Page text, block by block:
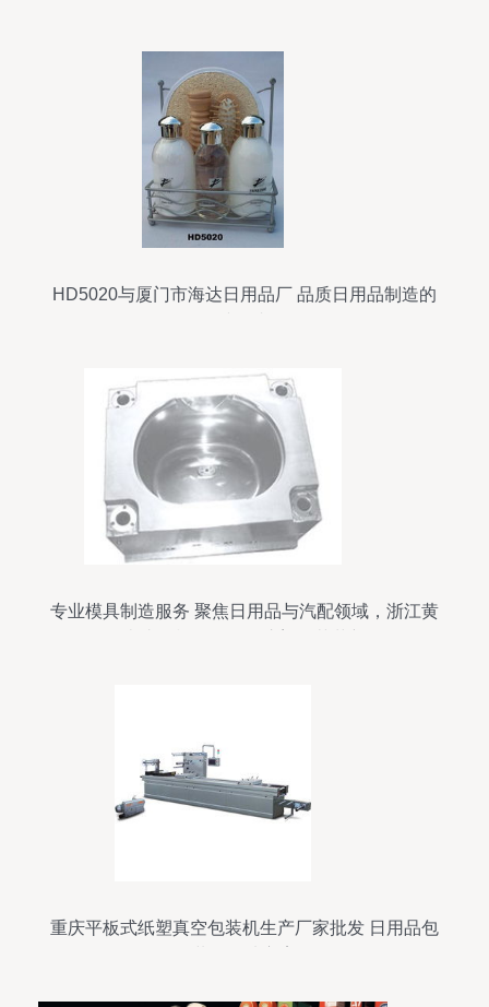
HD5020与厦门市海达日用品厂 品质日用品制造的
专业模具制造服务 聚焦日用品与汽配领域，浙江黄
重庆平板式纸塑真空包装机生产厂家批发 日用品包